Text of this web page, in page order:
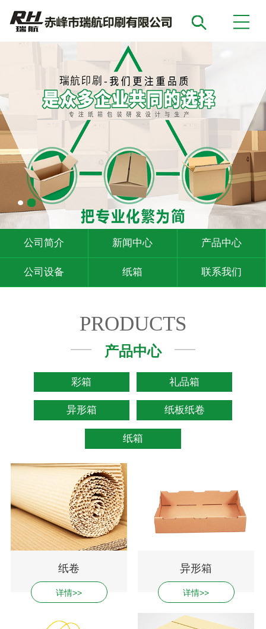
公司简介 新闻中心 产品中心
公司设备 纸箱 联系我们
PRODUCTS
产品中心
彩箱 礼品箱
异形箱 纸板纸卷
纸箱
纸卷
详情>>
异形箱
详情>>